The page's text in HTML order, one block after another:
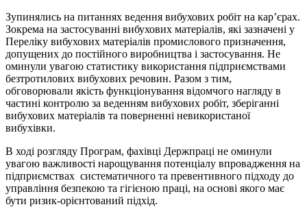
Зупинялись на питаннях ведення вибухових робіт на кар’єрах.
Зокрема на застосуванні вибухових матеріалів, які зазначені у
Переліку вибухових матеріалів промислового призначення,
допущених до постійного виробництва і застосування. Не
оминули увагою статистику використання підприємствами
безтротилових вибухових речовин. Разом з тим,
обговорювали якість функціонування відомчого нагляду в
частині контролю за веденням вибухових робіт, зберіганні
вибухових матеріалів та поверненні невикористаної
вибухівки.
В ході розгляду Програм, фахівці Держпраці не оминули
увагою важливості нарощування потенціалу впровадження на
підприємствах систематичного та превентивного підходу до
управління безпекою та гігієною праці, на основі якого має
бути ризик-орієнтований підхід.